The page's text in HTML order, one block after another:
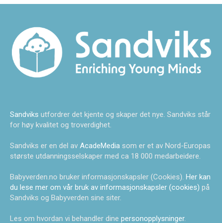
Sandviks utfordrer det kjente og skaper det nye. Sandviks står
for høy kvalitet og troverdighet.
Sandviks er en del av AcadeMedia som er et av Nord-Europas
største utdanningsselskaper med ca 18 000 medarbeidere.
Babyverden.no bruker informasjonskapsler (Cookies). Her kan
du lese mer om vår bruk av informasjonskapsler (cookies) på
Sandviks og Babyverden sine siter.
Les om hvordan vi behandler dine personopplysninger.